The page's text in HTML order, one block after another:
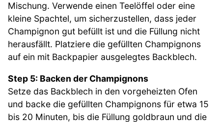
Mischung. Verwende einen Teelöffel oder eine
kleine Spachtel, um sicherzustellen, dass jeder
Champignon gut befüllt ist und die Füllung nicht
herausfällt. Platziere die gefüllten Champignons
auf ein mit Backpapier ausgelegtes Backblech.
Step 5: Backen der Champignons
Setze das Backblech in den vorgeheizten Ofen
und backe die gefüllten Champignons für etwa 15
bis 20 Minuten, bis die Füllung goldbraun und die